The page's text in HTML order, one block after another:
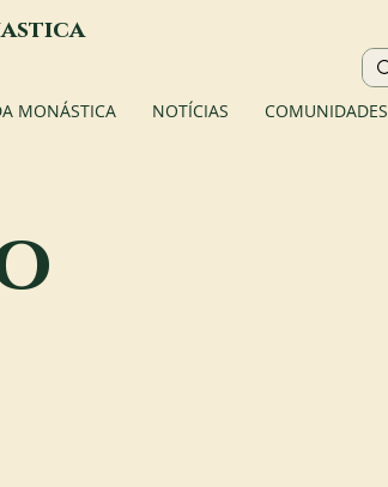
MONÁSTICA NOTÍCIAS COMUNIDADES